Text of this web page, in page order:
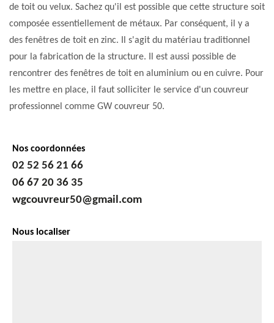
de toit ou velux. Sachez qu'il est possible que cette structure soit
composée essentiellement de métaux. Par conséquent, il y a
des fenêtres de toit en zinc. Il s'agit du matériau traditionnel
pour la fabrication de la structure. Il est aussi possible de
rencontrer des fenêtres de toit en aluminium ou en cuivre. Pour
les mettre en place, il faut solliciter le service d'un couvreur
professionnel comme GW couvreur 50.
Nos coordonnées
02 52 56 21 66
06 67 20 36 35
wgcouvreur50@gmail.com
Nous localiser